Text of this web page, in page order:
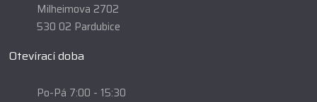
Milheimova 2702
530 02 Pardubice
Otevírací doba
Po-Pá 7:00 - 15:30